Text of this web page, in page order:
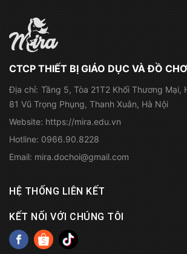
CTCP THIẾT BỊ GIÁO DỤC VÀ ĐỒ
Địa chỉ: Tầng 5, Tòa 21T2 Khối Thương Mại,
81 Vũ Trọng Phụng, Thanh Xuân, Hà Nội
Website: https://mira.edu.vn
Hotline: 0966.90.8228
Email: mira.dochoi@gmail.com
HỆ THỐNG LIÊN KẾT
KẾT NỐI VỚI CHÚNG TÔI